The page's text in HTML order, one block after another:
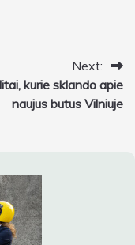
Next:
kurie sklando apie
naujus butus Vilniuje